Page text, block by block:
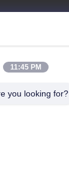
11:45 PM
you looking for?